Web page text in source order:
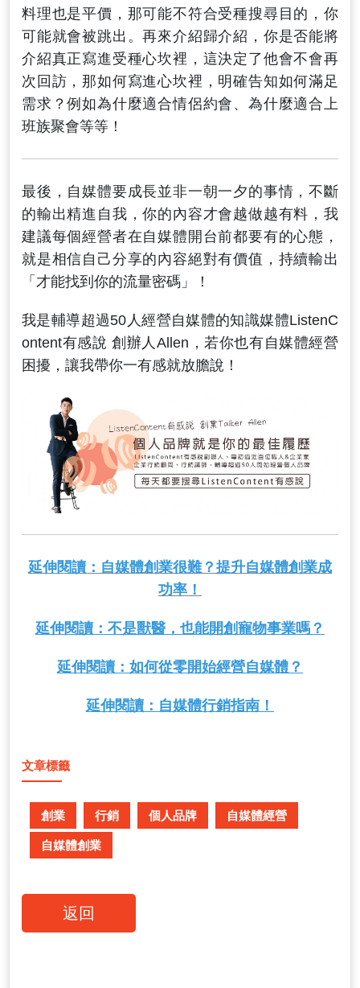
料理也是平價，那可能不符合受種搜尋目的，你
可能就會被跳出。再來介紹歸介紹，你是否能將
介紹真正寫進受種心坎裡，這決定了他會不會再
次回訪，那如何寫進心坎裡，明確告知如何滿足
需求？例如為什麼適合情侶約會、為什麼適合上
班族聚會等等！
最後，自媒體要成長並非一朝一夕的事情，不斷
的輸出精進自我，你的內容才會越做越有料，我
建議每個經營者在自媒體開台前都要有的心態，
就是相信自己分享的內容絕對有價值，持續輸出
「才能找到你的流量密碼」！
我是輔導超過50人經營自媒體的知識媒體ListenC
ontent有感說 創辦人Allen，若你也有自媒體經營
困擾，讓我帶你一有感就放膽說！
延伸閱讀：自媒體創業很難？提升自媒體創業成
功率！
延伸閱讀：不是獸醫，也能開創寵物事業嗎？
延伸閱讀：如何從零開始經營自媒體？
延伸閱讀：自媒體行銷指南！
文章標籤
創業 行銷 個人品牌 自媒體經營
自媒體創業
返回